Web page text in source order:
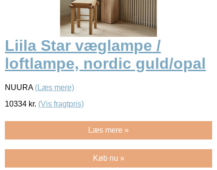
Liila Star væglampe /
loftlampe, nordic guld/opal
NUURA (Læs mere)
10334 kr. (Vis fragtpris)
Læs mere »
Køb nu »